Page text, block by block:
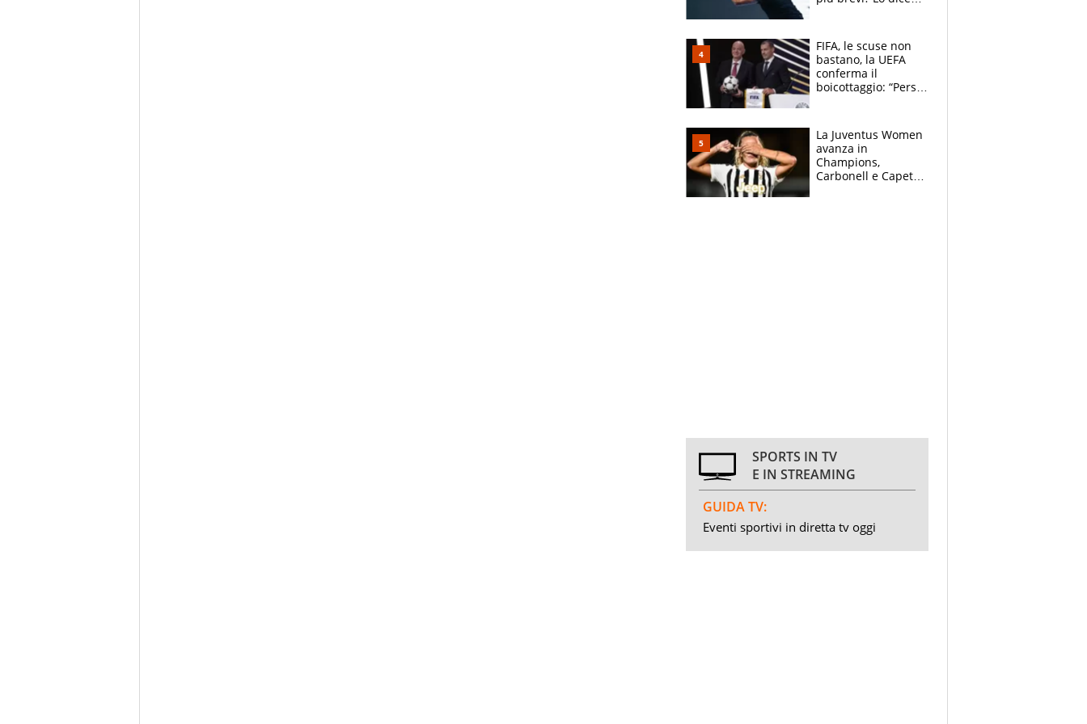
FIFA, le scuse non
bastano, la UEFA
conferma il
boicottaggio: “Persa
rivelazione sulla
Superlega
La Juventus Women
avanza in
Champions,
Carbonell e Capeta
SPORTS IN TV
E IN STREAMING
GUIDA TV:
Eventi sportivi in diretta tv oggi